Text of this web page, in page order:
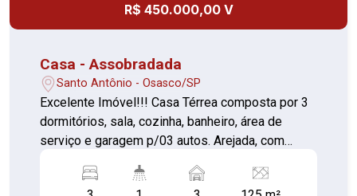
R$ 450.000,00 V
Casa - Assobradada
Santo Antônio - Osasco/SP
Excelente Imóvel!!! Casa Térrea composta por 3
dormitórios, sala, cozinha, banheiro, área de
serviço e garagem p/03 autos. Arejada, com
localizada em Osasco, próximo de comércio local